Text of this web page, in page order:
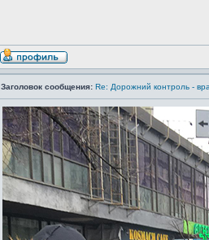
Заголовок сообщения: Re: Дорожний контроль -